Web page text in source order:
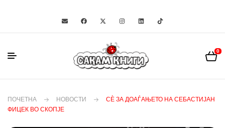
0
ПОЧЕТНА НОВОСТИ
СЀ ЗА ДОАЃАЊЕТО НА СЕБАСТИЈАН
ФИЦЕК ВО СКОПЈЕ